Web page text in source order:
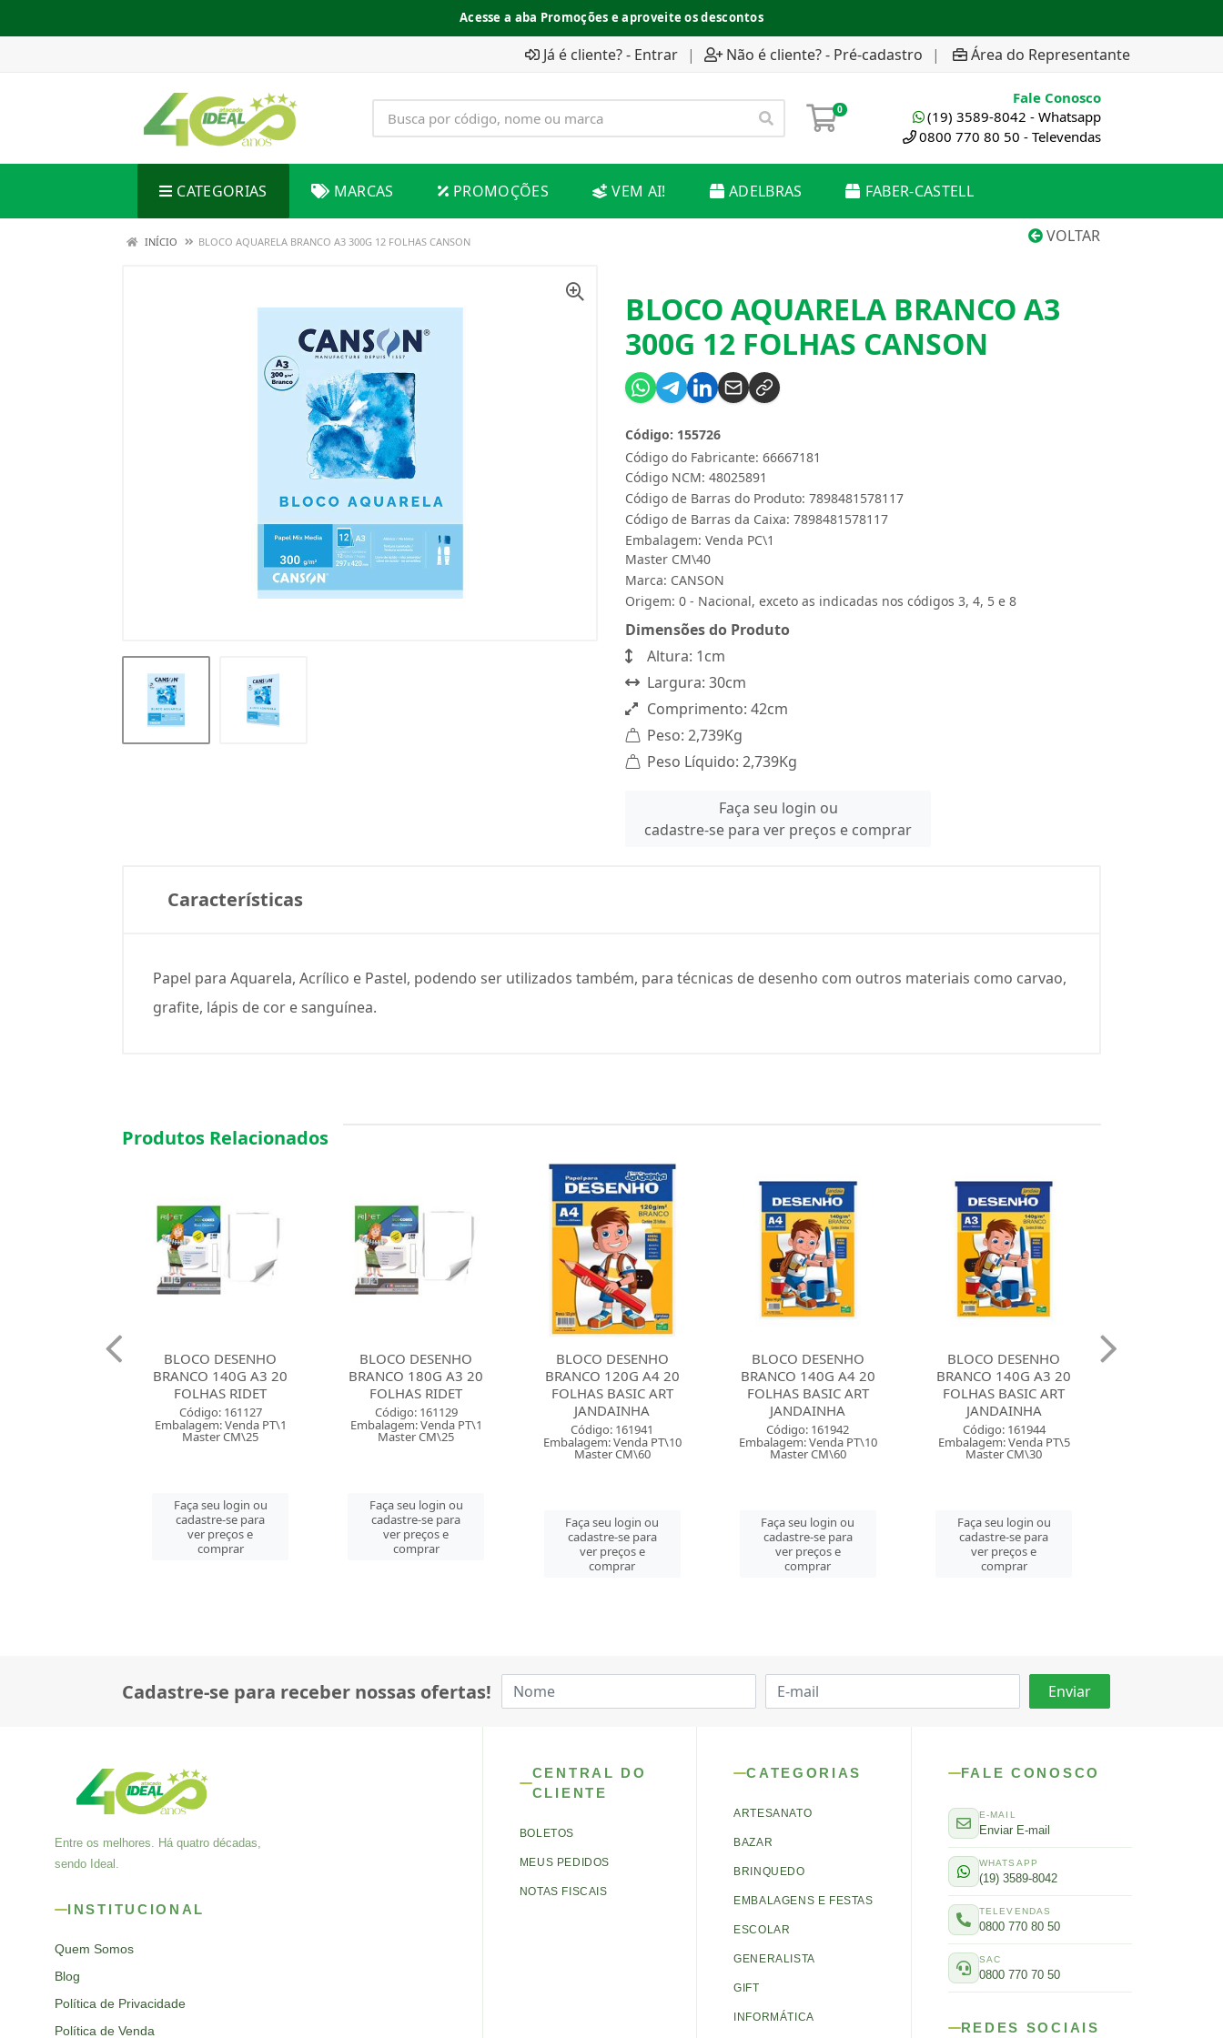
Acesse a aba Promoções e aproveite os descontos
Já é cliente? - Entrar | Não é cliente? - Pré-cadastro | Área do Representante
0
Fale Conosco
(19) 3589-8042 - Whatsapp
0800 770 80 50 - Televendas
CATEGORIAS MARCAS PROMOÇÕES VEM AI! ADELBRAS FABER-CASTELL
VOLTAR
INÍCIO BLOCO AQUARELA BRANCO A3 300G 12 FOLHAS CANSON
BLOCO AQUARELA BRANCO A3
300G 12 FOLHAS CANSON
Código do Fabricante: 66667181
Código: 155726
Código NCM: 48025891
Código de Barras do Produto: 7898481578117
Código de Barras da Caixa: 7898481578117
Embalagem: Venda PC\1
Master CM\40
Marca: CANSON
Origem: 0 - Nacional, exceto as indicadas nos códigos 3, 4, 5 e 8
Dimensões do Produto
Altura: 1cm
Largura: 30cm
Comprimento: 42cm
Peso: 2,739Kg
Peso Líquido: 2,739Kg
Faça seu login ou
cadastre-se para ver preços e comprar
Características
Papel para Aquarela, Acrílico e Pastel, podendo ser utilizados também, para técnicas de desenho com outros materiais como carvao,
grafite, lápis de cor e sanguínea.
Produtos Relacionados
BLOCO DESENHO
BRANCO 180G A3 20
FOLHAS RIDET
Código: 161129
Embalagem: Venda PT\1
Master CM\25
Faça seu login ou
cadastre-se para
ver preços e
comprar
BLOCO DESENHO
BRANCO 120G A4 20
FOLHAS BASIC ART
JANDAINHA
Código: 161941
Embalagem: Venda PT\10
Faça seu login ou
cadastre-se para
ver preços e
BLOCO DESENHO
BRANCO 140G A4 20
FOLHAS BASIC ART
JANDAINHA
Código: 161942
Embalagem: Venda PT\10
Master CM\60
Faça seu login ou
cadastre-se para
ver preços e
comprar
BLOCO DESENHO
BRANCO 140G A3 20
FOLHAS BASIC ART
JANDAINHA
Código: 161944
Embalagem: Venda PT\5
Master CM\30
Faça seu login ou
cadastre-se para
ver preços e
comprar
BLOCO DESENHO CREME
140G A3 20 FOLHAS
BASIC ART JANDAINHA
Código: 161945
Embalagem: Venda PT\5
Master CM\30
cadastre-se para
ver preços e
comprar
Cadastre-se para receber nossas ofertas!
Entre os melhores. Há quatro décadas,
sendo Ideal.
INSTITUCIONAL
Quem Somos
Blog
Política de Privacidade
Política de Venda
CENTRAL DO
CLIENTE
BOLETOS
MEUS PEDIDOS
NOTAS FISCAIS
CATEGORIAS
ARTESANATO
BAZAR
BRINQUEDO
EMBALAGENS E FESTAS
ESCOLAR
GENERALISTA
GIFT
INFORMÁTICA
FALE CONOSCO
E-MAIL
Enviar E-mail
WHATSAPP
(19) 3589-8042
TELEVENDAS
0800 770 80 50
SAC
0800 770 70 50
REDES SOCIAIS